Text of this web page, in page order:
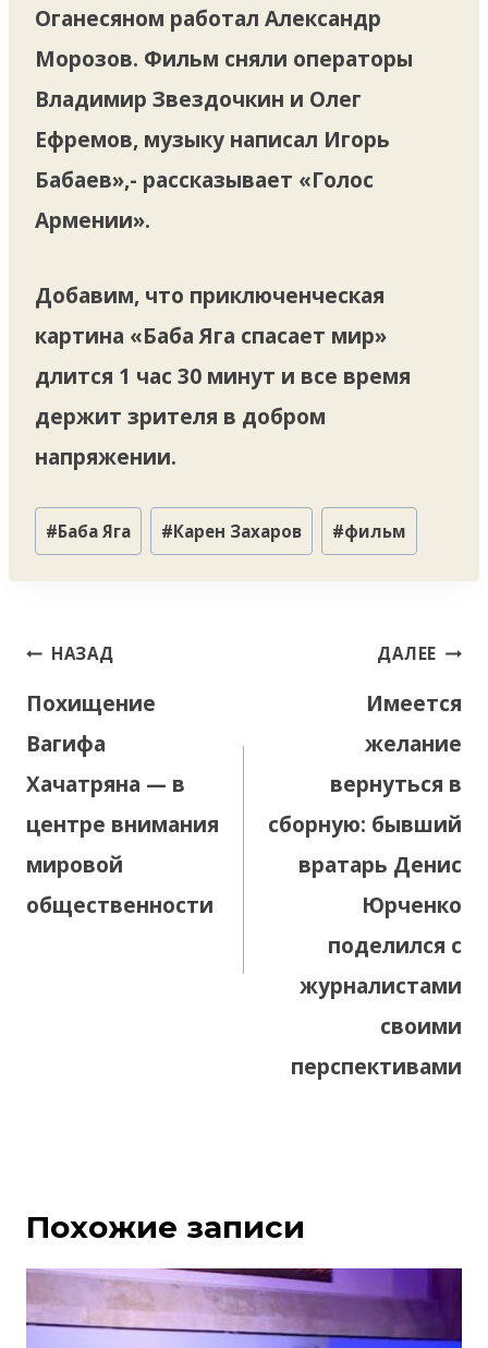
Оганесяном работал Александр
Морозов. Фильм сняли операторы
Владимир Звездочкин и Олег
Ефремов, музыку написал Игорь
Бабаев»,- рассказывает «Голос
Армении».
Добавим, что приключенческая
картина «Баба Яга спасает мир»
длится 1 час 30 минут и все время
держит зрителя в добром
напряжении.
Метки
записи:
#Баба Яга #Карен Захаров #фильм
Навигация
записям
НАЗАД
Похищение
Вагифа
Хачатряна — в
центре внимания
мировой
общественности
ДАЛЕЕ
Имеется
желание
вернуться в
сборную: бывший
вратарь Денис
Юрченко
поделился с
журналистами
своими
перспективами
Похожие записи